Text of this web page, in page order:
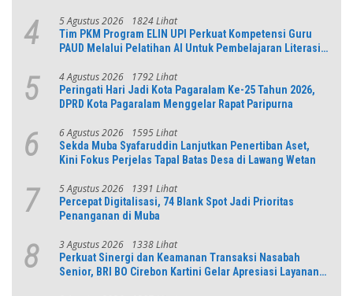
4 5 Agustus 2026 1824 Lihat
Tim PKM Program ELIN UPI Perkuat Kompetensi Guru
PAUD Melalui Pelatihan AI Untuk Pembelajaran Literasi
5 4 Agustus 2026 1792 Lihat
Peringati Hari Jadi Kota Pagaralam Ke-25 Tahun 2026,
DPRD Kota Pagaralam Menggelar Rapat Paripurna
6 6 Agustus 2026 1595 Lihat
Sekda Muba Syafaruddin Lanjutkan Penertiban Aset,
Kini Fokus Perjelas Tapal Batas Desa di Lawang Wetan
7 5 Agustus 2026 1391 Lihat
Percepat Digitalisasi, 74 Blank Spot Jadi Prioritas
Penanganan di Muba
8 3 Agustus 2026 1338 Lihat
Perkuat Sinergi dan Keamanan Transaksi Nasabah
Senior, BRI BO Cirebon Kartini Gelar Apresiasi Layanan